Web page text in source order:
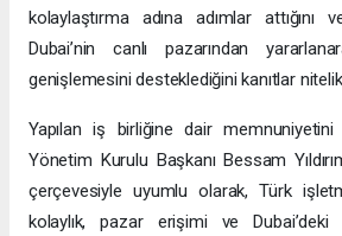
kolaylaştırma adına adımlar attığını
Dubai’nin canlı pazarından
genişlemesini desteklediğini kanıtlar
Yapılan iş birliğine dair
Yönetim Kurulu Başkanı Bessam
çerçevesiyle uyumlu olarak, Türk
kolaylık, pazar erişimi ve Dubai’deki